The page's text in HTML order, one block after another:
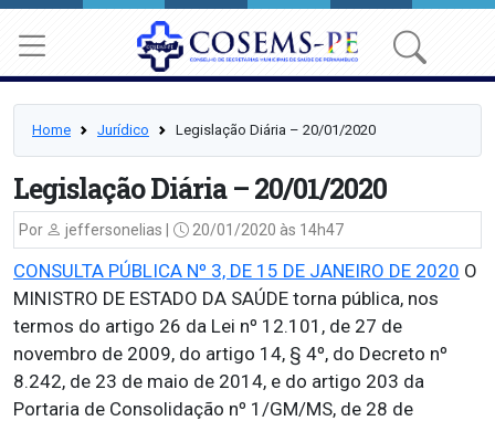
Home Jurídico Legislação Diária – 20/01/2020
Legislação Diária – 20/01/2020
Por jeffersonelias | 20/01/2020 às 14h47
CONSULTA PÚBLICA Nº 3, DE 15 DE JANEIRO DE 2020 O
MINISTRO DE ESTADO DA SAÚDE torna pública, nos
termos do artigo 26 da Lei nº 12.101, de 27 de
novembro de 2009, do artigo 14, § 4º, do Decreto nº
8.242, de 23 de maio de 2014, e do artigo 203 da
Portaria de Consolidação nº 1/GM/MS, de 28 de